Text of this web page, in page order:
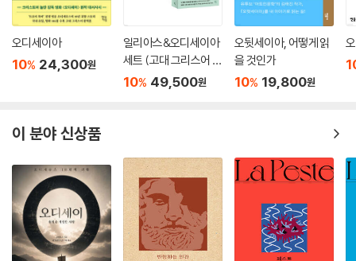
오디세이아
10% 24,300원
일리아스&오디세이아
세트 (고대 그리스어 완
역본)
10% 49,500원
오뒷세이아, 어떻게 읽
을 것인가
10% 19,800원
이 분야 신상품